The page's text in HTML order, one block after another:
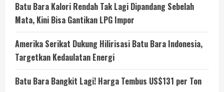
Batu Bara Kalori Rendah Tak Lagi Dipandang Sebelah
Mata, Kini Bisa Gantikan LPG Impor
Amerika Serikat Dukung Hilirisasi Batu Bara Indonesia,
Targetkan Kedaulatan Energi
Batu Bara Bangkit Lagi! Harga Tembus US$131 per Ton